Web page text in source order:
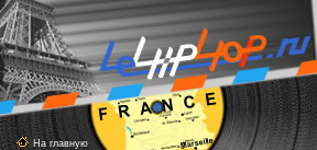
На главную